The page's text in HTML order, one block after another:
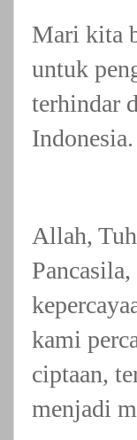
Mari kita
untuk
terhindar
Indonesia.
Allah,
kami
ciptaan,
menjadi